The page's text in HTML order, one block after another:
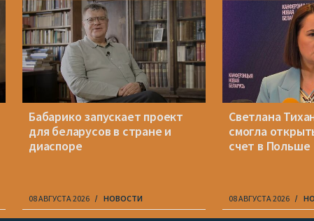
Бабарико запускает проект
для беларусов в стране и
диаспоре
08 АВГУСТА 2026 НОВОСТИ
Светлана
смогла
счет в Польше
08 АВГУСТА 2026